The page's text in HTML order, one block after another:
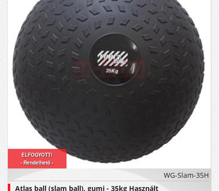
ELFOGYOTT!
- Rendelhető -
WG-Slam-35H
Atlas ball (slam ball), gumi - 35kg Használt